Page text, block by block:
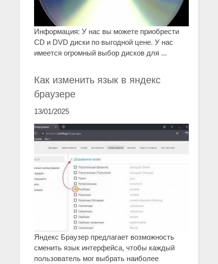
Информация: У нас вы можете приобрести
CD и DVD диски по выгодной цене. У нас
имеется огромный выбор дисков для ...
Как изменить язык в яндекс
браузере
13/01/2025
Яндекс Браузер предлагает возможность
сменить язык интерфейса, чтобы каждый
пользователь мог выбрать наиболее